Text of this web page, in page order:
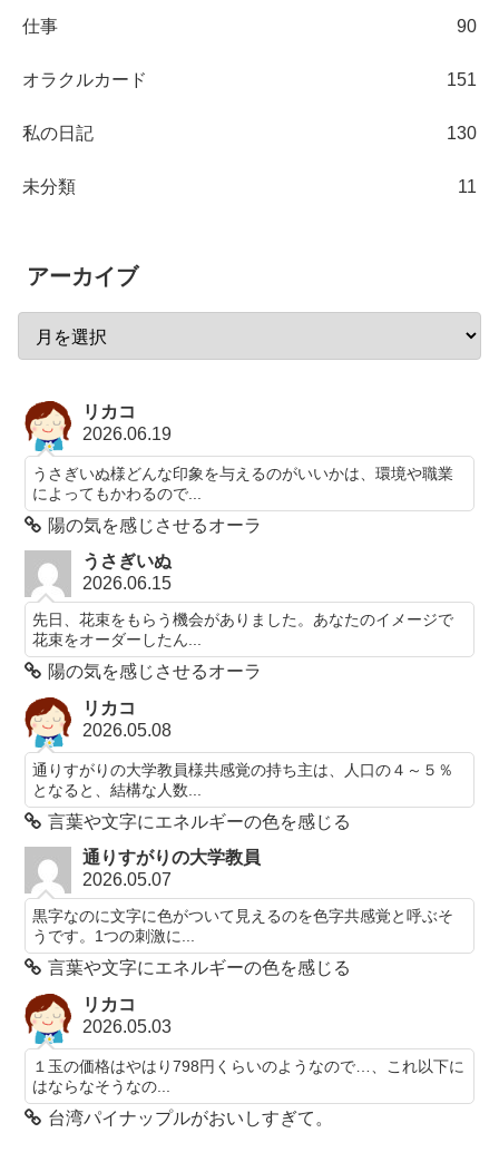
仕事 90
オラクルカード 151
私の日記 130
未分類 11
アーカイブ
リカコ
2026.06.19
うさぎいぬ様どんな印象を与えるのがいいかは、環境や職業
によってもかわるので...
陽の気を感じさせるオーラ
うさぎいぬ
2026.06.15
先日、花束をもらう機会がありました。あなたのイメージで
花束をオーダーしたん...
陽の気を感じさせるオーラ
リカコ
2026.05.08
通りすがりの大学教員様共感覚の持ち主は、人口の４～５％
となると、結構な人数...
言葉や文字にエネルギーの色を感じる
通りすがりの大学教員
2026.05.07
黒字なのに文字に色がついて見えるのを色字共感覚と呼ぶそ
うです。1つの刺激に...
言葉や文字にエネルギーの色を感じる
リカコ
2026.05.03
１玉の価格はやはり798円くらいのようなので…、これ以下に
はならなそうなの...
台湾パイナップルがおいしすぎて。